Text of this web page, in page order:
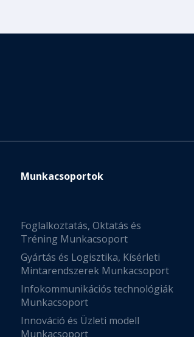
Munkacsoportok
Foglalkoztatás, Oktatás és
Tréning Munkacsoport
Gyártás és Logisztika, Kísérleti
Mintarendszerek Munkacsoport
Infokommunikációs technológiák
Munkacsoport
Innováció és Üzleti modell
Munkacsoport